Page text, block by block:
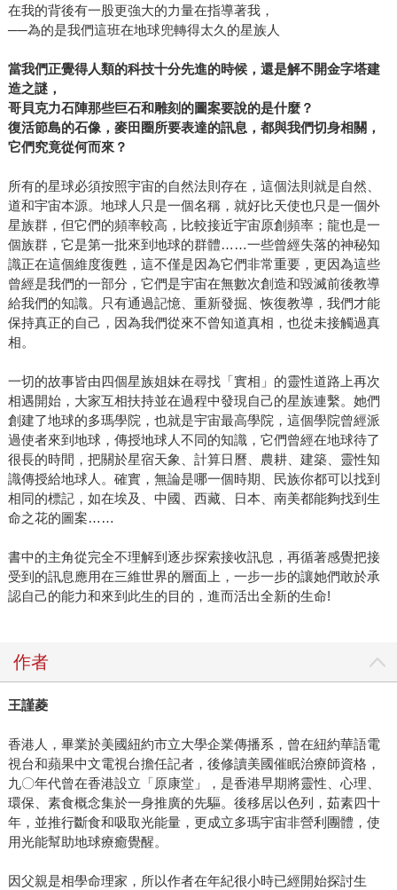
在我的背後有一股更強大的力量在指導著我，
──為的是我們這班在地球兜轉得太久的星族人
當我們正覺得人類的科技十分先進的時候，還是解不開金字塔建
造之謎，
哥貝克力石陣那些巨石和雕刻的圖案要說的是什麼？
復活節島的石像，麥田圈所要表達的訊息，都與我們切身相關，
它們究竟從何而來？
所有的星球必須按照宇宙的自然法則存在，這個法則就是自然、
道和宇宙本源。地球人只是一個名稱，就好比天使也只是一個外
星族群，但它們的頻率較高，比較接近宇宙原創頻率；龍也是一
個族群，它是第一批來到地球的群體……一些曾經失落的神秘知
識正在這個維度復甦，這不僅是因為它們非常重要，更因為這些
曾經是我們的一部分，它們是宇宙在無數次創造和毀滅前後教導
給我們的知識。只有通過記憶、重新發掘、恢復教導，我們才能
保持真正的自己，因為我們從來不曾知道真相，也從未接觸過真
相。
一切的故事皆由四個星族姐妹在尋找「實相」的靈性道路上再次
相遇開始，大家互相扶持並在過程中發現自己的星族連繫。她們
創建了地球的多瑪學院，也就是宇宙最高學院，這個學院曾經派
過使者來到地球，傳授地球人不同的知識，它們曾經在地球待了
很長的時間，把關於星宿天象、計算日曆、農耕、建築、靈性知
識傳授給地球人。確實，無論是哪一個時期、民族你都可以找到
相同的標記，如在埃及、中國、西藏、日本、南美都能夠找到生
命之花的圖案……
書中的主角從完全不理解到逐步探索接收訊息，再循著感覺把接
受到的訊息應用在三維世界的層面上，一步一步的讓她們敢於承
認自己的能力和來到此生的目的，進而活出全新的生命!
作者
王謹菱
香港人，畢業於美國紐約市立大學企業傳播系，曾在紐約華語電
視台和蘋果中文電視台擔任記者，後修讀美國催眠治療師資格，
九〇年代曾在香港設立「原康堂」，是香港早期將靈性、心理、
環保、素食概念集於一身推廣的先驅。後移居以色列，茹素四十
年，並推行斷食和吸取光能量，更成立多瑪宇宙非營利團體，使
用光能幫助地球療癒覺醒。
因父親是相學命理家，所以作者在年紀很小時已經開始探討生